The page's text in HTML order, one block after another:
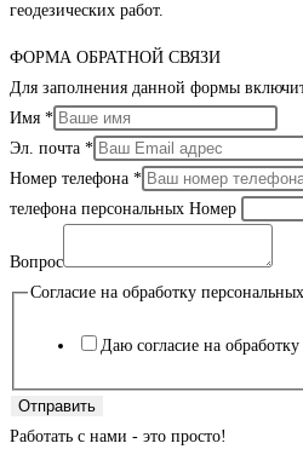
геодезических работ.
ФОРМА ОБРАТНОЙ СВЯЗИ
Для заполнения данной формы
Имя *
Эл. почта *
Номер телефона *
телефона персональных Номер
Вопрос
Согласие на обработку
Даю согласие на
Отправить
Работать с нами - это просто!